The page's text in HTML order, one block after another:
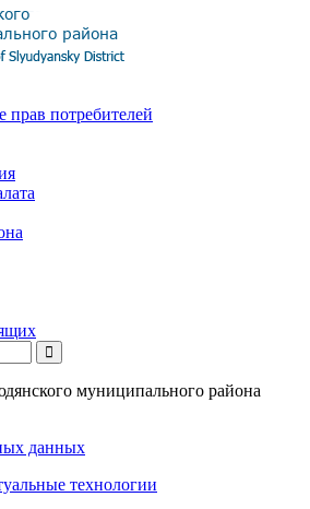
потребителей
муниципального района
данных
технологии